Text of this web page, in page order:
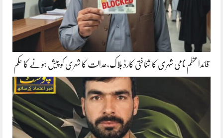
قائداعظم نامی شہری کا شناختی کارڈ بلاک،عدالت کا شہری کو پیش ہونے کا حکم